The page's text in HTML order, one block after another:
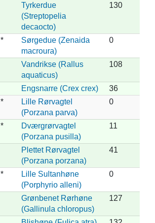
Tyrkerdue
(Streptopelia
decaocto)
130
*
Sørgedue (Zenaida
macroura)
0
Vandrikse (Rallus
aquaticus)
108
Engsnarre (Crex crex)
36
*
Lille Rørvagtel
(Porzana parva)
0
*
Dværgrørvagtel
(Porzana pusilla)
11
Plettet Rørvagtel
(Porzana porzana)
41
*
Lille Sultanhøne
(Porphyrio alleni)
0
Grønbenet Rørhøne
(Gallinula chloropus)
127